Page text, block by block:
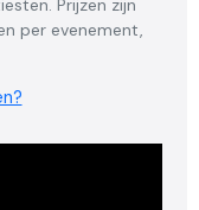
Prijzen zijn
per evenement,